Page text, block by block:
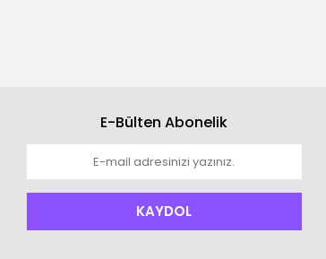
E-Bülten Abonelik
KAYDOL